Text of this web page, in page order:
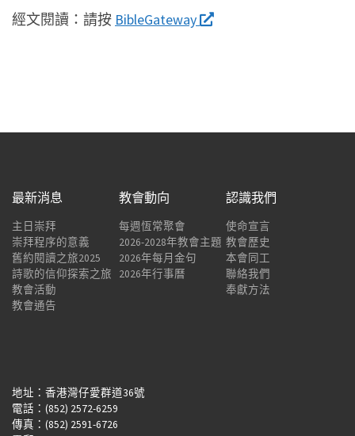
經文閱讀： 請按 BibleGateway
最新消息
主日崇拜
崇拜程序的意義
舊約閱讀之旅2025
詩歌的信仰探索之旅
教會活動
教會通告
教會動向
每週恆常聚會
2026-2028年教會主題
2026年每月金句
2026年行事曆
認識我們
使命宣言
教會歷史
本會同工
聯絡我們
奉獻方法
地址：香港灣仔愛群道36號
電話：(852) 2572-6259
傳真：(852) 2591-6726